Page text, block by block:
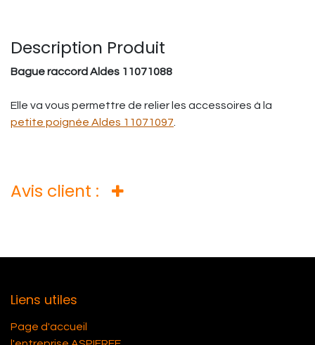
Description Produit
Bague raccord Aldes 11071088
Elle va vous permettre de relier les accessoires à la
petite poignée Aldes 11071097.
Avis client :
Liens utiles
Page d'accueil